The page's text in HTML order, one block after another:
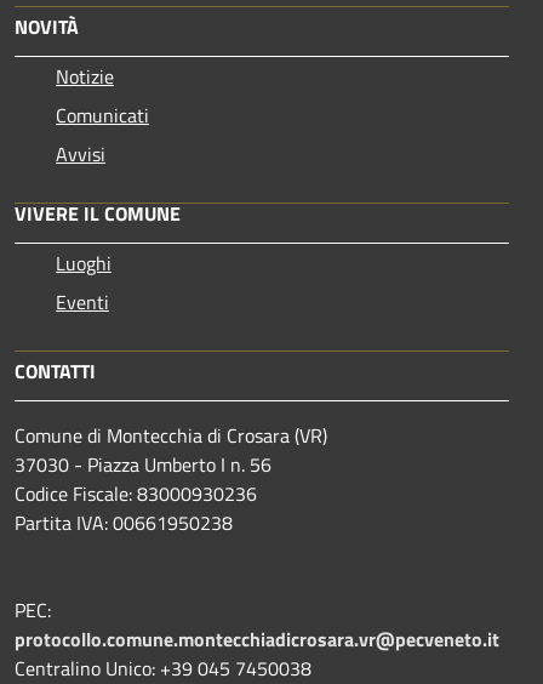
NOVITÀ
Notizie
Comunicati
Avvisi
VIVERE IL COMUNE
Luoghi
Eventi
CONTATTI
Comune di Montecchia di Crosara (VR)
37030 - Piazza Umberto I n. 56
Codice Fiscale: 83000930236
Partita IVA: 00661950238
PEC:
protocollo.comune.montecchiadicrosara.vr@pecveneto.it
Centralino Unico: +39 045 7450038